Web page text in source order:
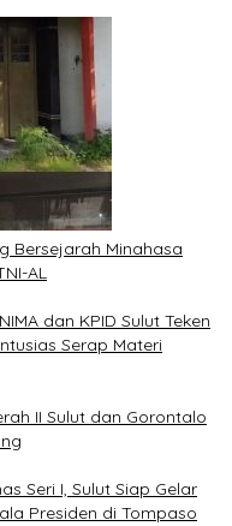
Bersejarah Minahasa
AL
dan KPID Sulut Teken
Serap Materi
II Sulut dan Gorontalo
Seri I, Sulut Siap Gelar
Presiden di Tompaso